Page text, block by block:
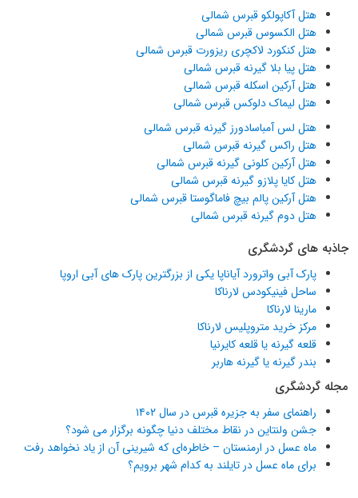
هتل آکاپولکو قبرس شمالی
هتل الکسوس قبرس شمالی
هتل کنکورد لاکچری ریزورت قبرس شمالی
هتل پیا بلا گیرنه قبرس شمالی
هتل آرکین اسکله قبرس شمالی
هتل لیماک دلوکس قبرس شمالی
هتل لس آمباسادورز گیرنه قبرس شمالی
هتل راکس گیرنه قبرس شمالی
هتل آرکین کلونی گیرنه قبرس شمالی
هتل کایا پلازو گیرنه قبرس شمالی
هتل آرکین پالم بیچ فاماگوستا قبرس شمالی
هتل دوم گیرنه قبرس شمالی
جاذبه های گردشگری
پارک آبی واترورد آیاناپا یکی از بزرگترین پارک های آبی اروپا
ساحل فینیکودس لارناکا
مارینا لارناکا
مرکز خرید متروپلیس لارناکا
قلعه گیرنه یا قلعه کایرنیا
بندر گیرنه یا گیرنه هاربر
مجله گردشگری
راهنمای سفر به جزیره قبرس در سال ۱۴۰۲
جشن ولنتاین در نقاط مختلف دنیا چگونه برگزار می شود؟
ماه عسل در ارمنستان – خاطره‌ای که شیرینی آن از یاد نخواهد رفت
برای ماه عسل در تایلند به کدام شهر برویم؟